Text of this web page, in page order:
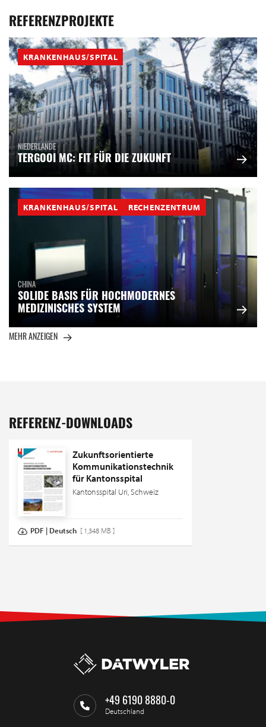
REFERENZPROJEKTE
KRANKENHAUS/SPITAL
NIEDERLANDE
TERGOOI MC: FIT FÜR DIE ZUKUNFT
KRANKENHAUS/SPITAL RECHENZENTRUM
CHINA
SOLIDE BASIS FÜR HOCHMODERNES
MEDIZINISCHES SYSTEM
MEHR ANZEIGEN
REFERENZ-DOWNLOADS
Zukunftsorientierte
Kommunikationstechnik
für Kantonsspital
Kantonsspital Uri, Schweiz
PDF | Deutsch [ 1,348 MB ]
+49 6190 8880-0
Deutschland